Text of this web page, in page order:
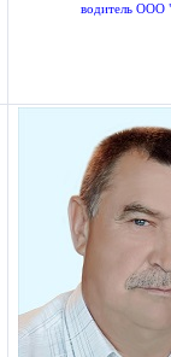
водитель ООО